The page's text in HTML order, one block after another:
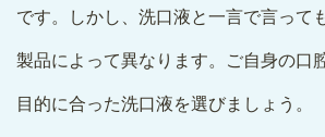
です。しかし、洗口液と一言で言って
製品によって異なります。ご自身の口
目的に合った洗口液を選びましょう。